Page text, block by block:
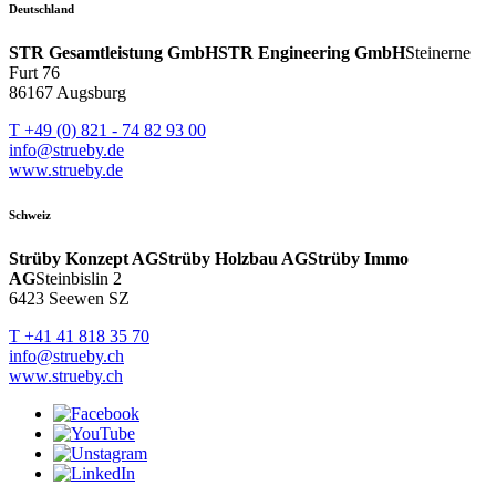
Deutschland
STR Gesamtleistung GmbHSTR Engineering GmbHSteinerne
Furt 76
86167 Augsburg
T +49 (0) 821 - 74 82 93 00
info@strueby.de
www.strueby.de
Schweiz
Strüby Konzept AGStrüby Holzbau AGStrüby Immo
AGSteinbislin 2
6423 Seewen SZ
T +41 41 818 35 70
info@strueby.ch
www.strueby.ch